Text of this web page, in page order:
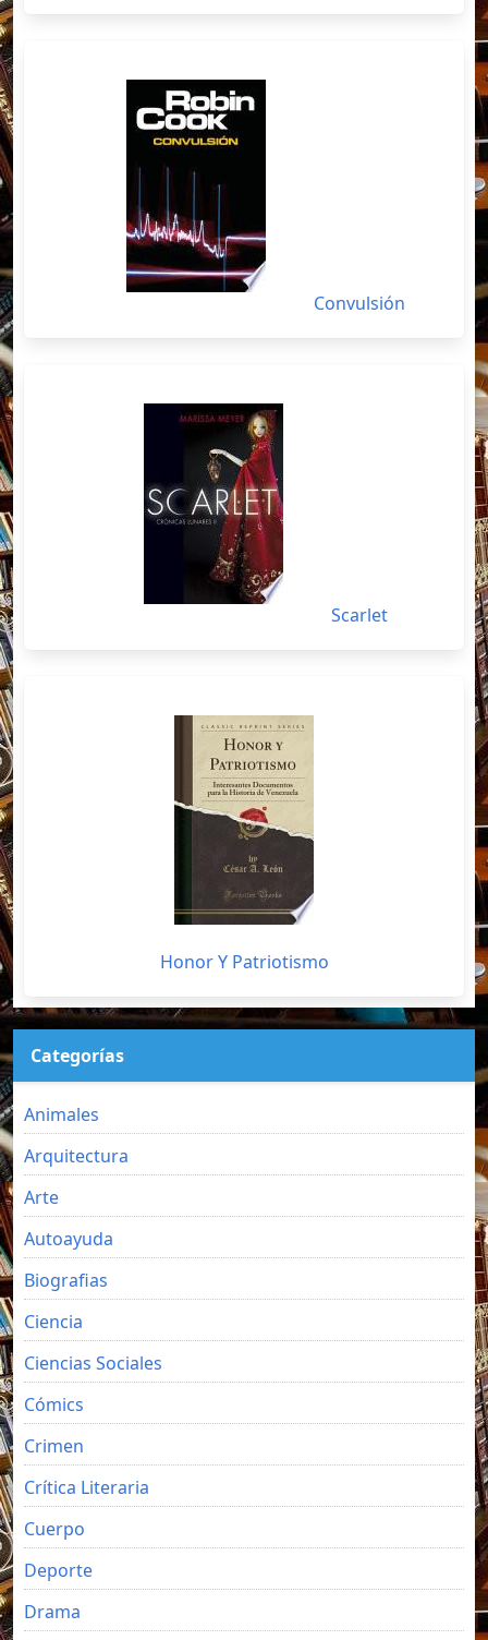
Convulsión
Scarlet
Honor Y Patriotismo
Categorías
Animales
Arquitectura
Arte
Autoayuda
Biografias
Ciencia
Ciencias Sociales
Cómics
Crimen
Crítica Literaria
Cuerpo
Deporte
Drama